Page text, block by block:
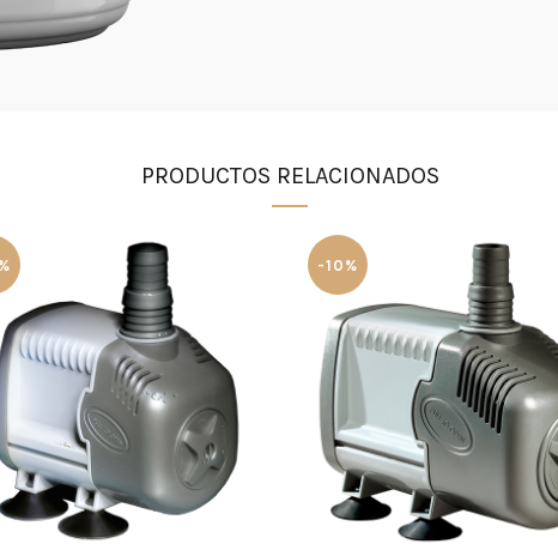
PRODUCTOS RELACIONADOS
-10%